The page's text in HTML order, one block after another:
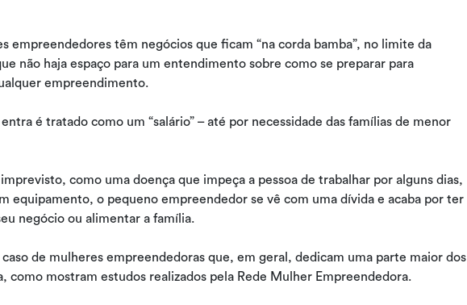
empreendedores têm negócios que ficam “na corda bamba”, no limite da
não haja espaço para um entendimento sobre como se preparar para
empreendimento.
é tratado como um “salário” – até por necessidade das famílias de menor
como uma doença que impeça a pessoa de trabalhar por alguns dias,
equipamento, o pequeno empreendedor se vê com uma dívida e acaba por ter
negócio ou alimentar a família.
de mulheres empreendedoras que, em geral, dedicam uma parte maior dos
como mostram estudos realizados pela Rede Mulher Empreendedora.